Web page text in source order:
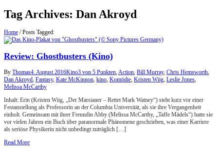
Tag Archives: Dan Akroyd
Home /Posts Tagged:
Review: Ghostbusters (Kino)
By Thomas4. August 2016Kino3 von 5 Punkten,Action, Bill Murray, Chris Hemsworth,
Dan Akroyd, Fantasy, Kate McKinnon, kino, Komödie, Kristen Wiig, Leslie Jones,
Melissa McCarthy
Inhalt: Erin (Kristen Wiig, „Der Marsianer – Rettet Mark Watney“) steht kurz vor einer
Festanstellung als Professorin an der Columbia Universität, als sie ihre Vergangenheit
einholt. Gemeinsam mit ihrer Freundin Abby (Melissa McCarthy, „Taffe Mädels“) hatte sie
vor vielen Jahren ein Buch über paranormale Phänomene geschrieben, was einer Karriere
als seriöse Physikerin nicht unbedingt zuträglich […]
Read More